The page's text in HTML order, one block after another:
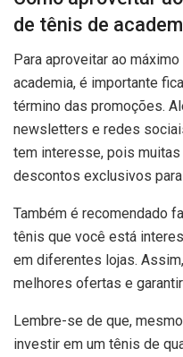
de tênis de
Para aproveitar ao
academia, é importante
término das promoções.
newsletters e redes
tem interesse, pois
descontos exclusivos
Também é recomendado
tênis que você está
em diferentes lojas.
melhores ofertas e
Lembre-se de que,
investir em um tênis de